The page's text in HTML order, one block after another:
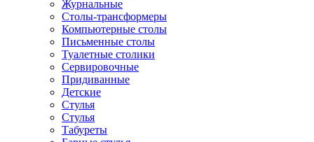
Журнальные
Столы-трансформеры
Компьютерные столы
Письменные столы
Туалетные столики
Сервировочные
Придиванные
Детские
Стулья
Стулья
Табуреты